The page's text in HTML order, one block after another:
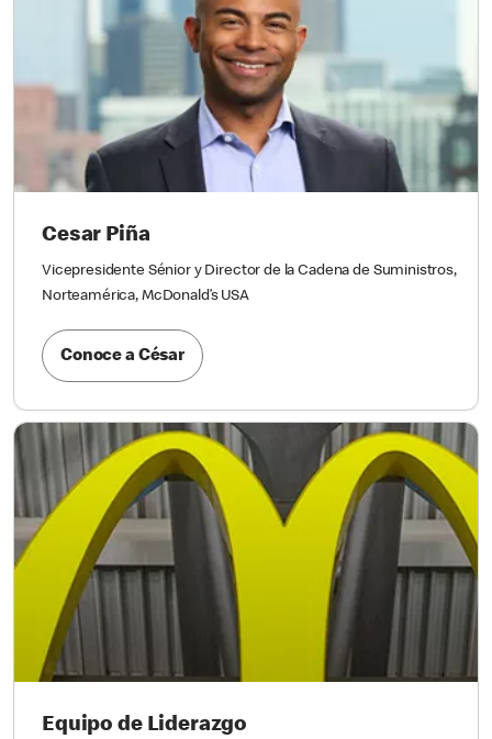
Cesar Piña
Vicepresidente Sénior y Director de la Cadena de Suministros,
Norteamérica, McDonald’s USA
Conoce a César
Equipo de Liderazgo